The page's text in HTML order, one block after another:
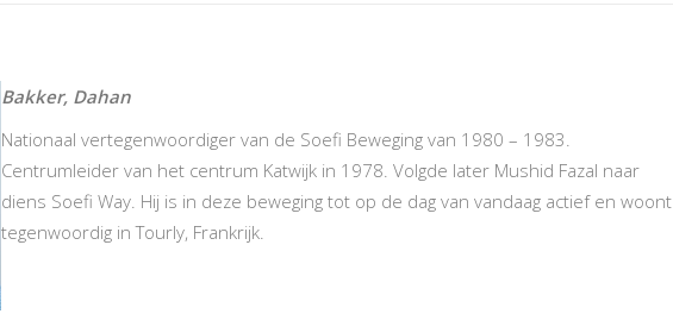
Bakker, Dahan
Nationaal vertegenwoordiger van de Soefi Beweging van 1980 – 1983.
Centrumleider van het centrum Katwijk in 1978. Volgde later Mushid Fazal naar
diens Soefi Way. Hij is in deze beweging tot op de dag van vandaag actief en woont
tegenwoordig in Tourly, Frankrijk.